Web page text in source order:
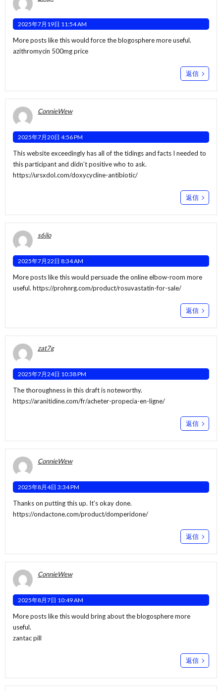
2025年7月19日 11:54 AM
More posts like this would force the blogosphere more useful.
azithromycin 500mg price
返信
ConnieWew
2025年7月20日 4:56 PM
This website exceedingly has all of the tidings and facts I needed to
this participant and didn’t positive who to ask.
https://ursxdol.com/doxycycline-antibiotic/
返信
s6ilo
2025年7月22日 8:34 AM
More posts like this would persuade the online elbow-room more
useful. https://prohnrg.com/product/rosuvastatin-for-sale/
返信
zat7g
2025年7月24日 10:38 PM
The thoroughness in this draft is noteworthy.
https://aranitidine.com/fr/acheter-propecia-en-ligne/
返信
ConnieWew
2025年8月4日 3:34 PM
Thanks on putting this up. It’s okay done.
https://ondactone.com/product/domperidone/
返信
ConnieWew
2025年8月7日 10:49 AM
More posts like this would bring about the blogosphere more
useful.
zantac pill
返信